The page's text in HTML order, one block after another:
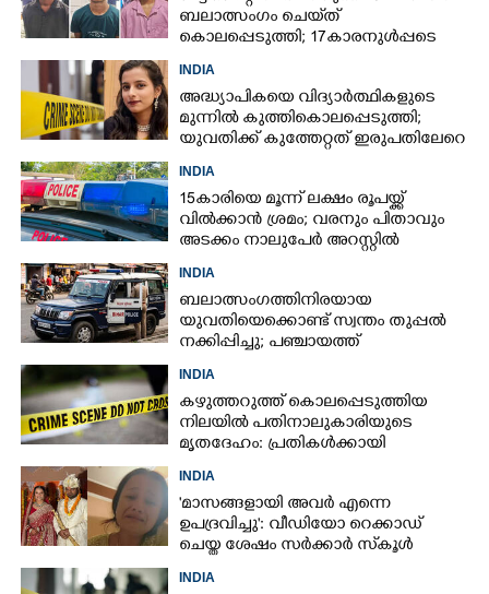
ബലാത്സംഗം ചെയ്‌ത്
കൊലപ്പെടുത്തി; 17കാരനുൾപ്പടെ
INDIA
അദ്ധ്യാപികയെ വിദ്യാർത്ഥികളുടെ
മുന്നിൽ കുത്തികൊലപ്പെടുത്തി;
യുവതിക്ക് കുത്തേറ്റത് ഇരുപതിലേറെ
INDIA
15കാരിയെ മൂന്ന് ലക്ഷം രൂപയ്ക്ക്
വിൽക്കാൻ ശ്രമം; വരനും പിതാവും
അടക്കം നാലുപേർ അറസ്റ്റിൽ
INDIA
ബലാത്സംഗത്തിനിരയായ
യുവതിയെക്കൊണ്ട് സ്വന്തം തുപ്പൽ
നക്കിപ്പിച്ചു; പഞ്ചായത്ത്
പൊലീസ്‌
INDIA
കഴുത്തറുത്ത് കൊലപ്പെടുത്തിയ
നിലയിൽ പതിനാലുകാരിയുടെ
മൃതദേഹം: പ്രതികൾക്കായി
INDIA
'മാസങ്ങളായി അവർ എന്നെ
ഉപദ്രവിച്ചു': വീഡിയോ റെക്കാഡ്
ചെയ്ത ശേഷം സർക്കാർ സ്‌കൂൾ
INDIA